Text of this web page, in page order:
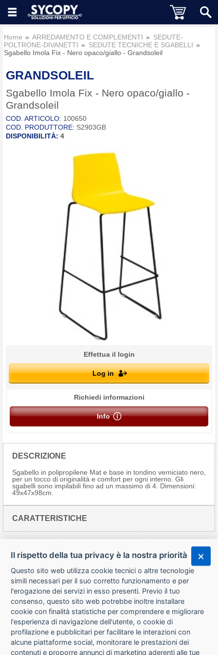
Home ARREDAMENTO E COMPLEMENTI
SEDUTE-
POLTRONE-DIVANETTI
SEDUTE TECNICHE E SGABELLI
Sgabello Imola Fix - Nero opaco/giallo - Grandsoleil
GRANDSOLEIL
Sgabello Imola Fix - Nero opaco/giallo -
Grandsoleil
COD. ARTICOLO: 100650
COD. PRODUTTORE: S2903GB
DISPONIBILITÀ: 4
Effettua il login
Log in
Richiedi informazioni
Info
DESCRIZIONE
Sgabello in polipropilene Mat e base in tondino verniciato nero,
per un tocco di originalità e comfort per ogni interno. Gli
sgabelli sono impilabili fino ad un massimo di 4. Dimensioni:
49x47x98cm.
CARATTERISTICHE
CHI SIAMO
CONTATTI
Il rispetto della tua privacy è la nostra priorità
Questo sito web utilizza cookie tecnici o altre tecnologie
simili necessari per il suo corretto funzionamento e per
l'erogazione dei servizi in esso presenti. Previo il tuo
consenso, questo sito web potrebbe inoltre installare
cookie con finalità statistiche per comprendere e migliorare
l'esperienza di navigazione dell'utente, o cookie di
profilazione e pubblicitari per facilitare le interazioni con
alcune piattaforme social, monitorare le prestazioni dei
contenuti e proporre annunci di marketing aderenti alle tue